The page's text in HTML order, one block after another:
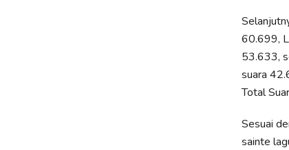
60.699,
53.633,
suara
Total
Sesuai
sainte